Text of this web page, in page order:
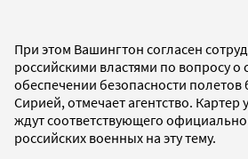
При этом Вашингтон согласен
российскими властями по вопросу о
обеспечении безопасности полетов
Сирией, отмечает агентство.
ждут соответствующего
российских военных на эту тему.